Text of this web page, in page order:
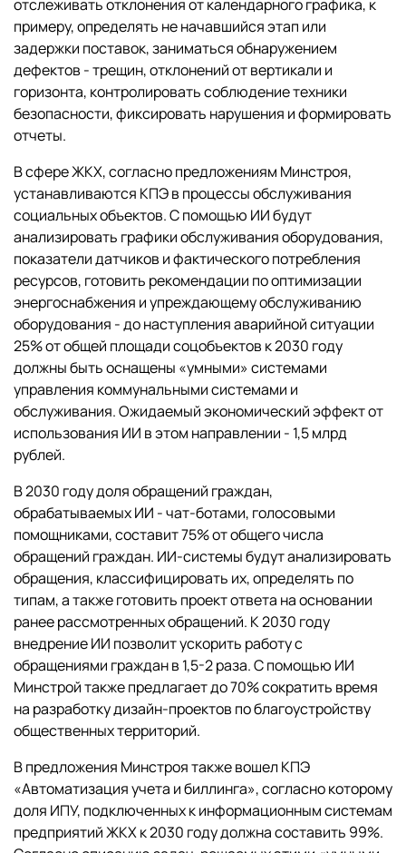
отслеживать отклонения от календарного графика, к
примеру, определять не начавшийся этап или
задержки поставок, заниматься обнаружением
дефектов - трещин, отклонений от вертикали и
горизонта, контролировать соблюдение техники
безопасности, фиксировать нарушения и формировать
отчеты.
В сфере ЖКХ, согласно предложениям Минстроя,
устанавливаются КПЭ в процессы обслуживания
социальных объектов. С помощью ИИ будут
анализировать графики обслуживания оборудования,
показатели датчиков и фактического потребления
ресурсов, готовить рекомендации по оптимизации
энергоснабжения и упреждающему обслуживанию
оборудования - до наступления аварийной ситуации
25% от общей площади соцобъектов к 2030 году
должны быть оснащены «умными» системами
управления коммунальными системами и
обслуживания. Ожидаемый экономический эффект от
использования ИИ в этом направлении - 1,5 млрд
рублей.
В 2030 году доля обращений граждан,
обрабатываемых ИИ - чат-ботами, голосовыми
помощниками, составит 75% от общего числа
обращений граждан. ИИ-системы будут анализировать
обращения, классифицировать их, определять по
типам, а также готовить проект ответа на основании
ранее рассмотренных обращений. К 2030 году
внедрение ИИ позволит ускорить работу с
обращениями граждан в 1,5-2 раза. С помощью ИИ
Минстрой также предлагает до 70% сократить время
на разработку дизайн-проектов по благоустройству
общественных территорий.
В предложения Минстроя также вошел КПЭ
«Автоматизация учета и биллинга», согласно которому
доля ИПУ, подключенных к информационным системам
предприятий ЖКХ к 2030 году должна составить 99%.